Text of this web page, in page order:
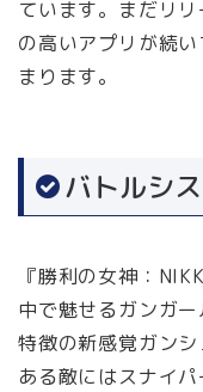
ています。まだリ
の高いアプリが続
まります。
バトルシ
『勝利の女神：
中で魅せるガンガ
特徴の新感覚ガン
ある敵にはスナイ